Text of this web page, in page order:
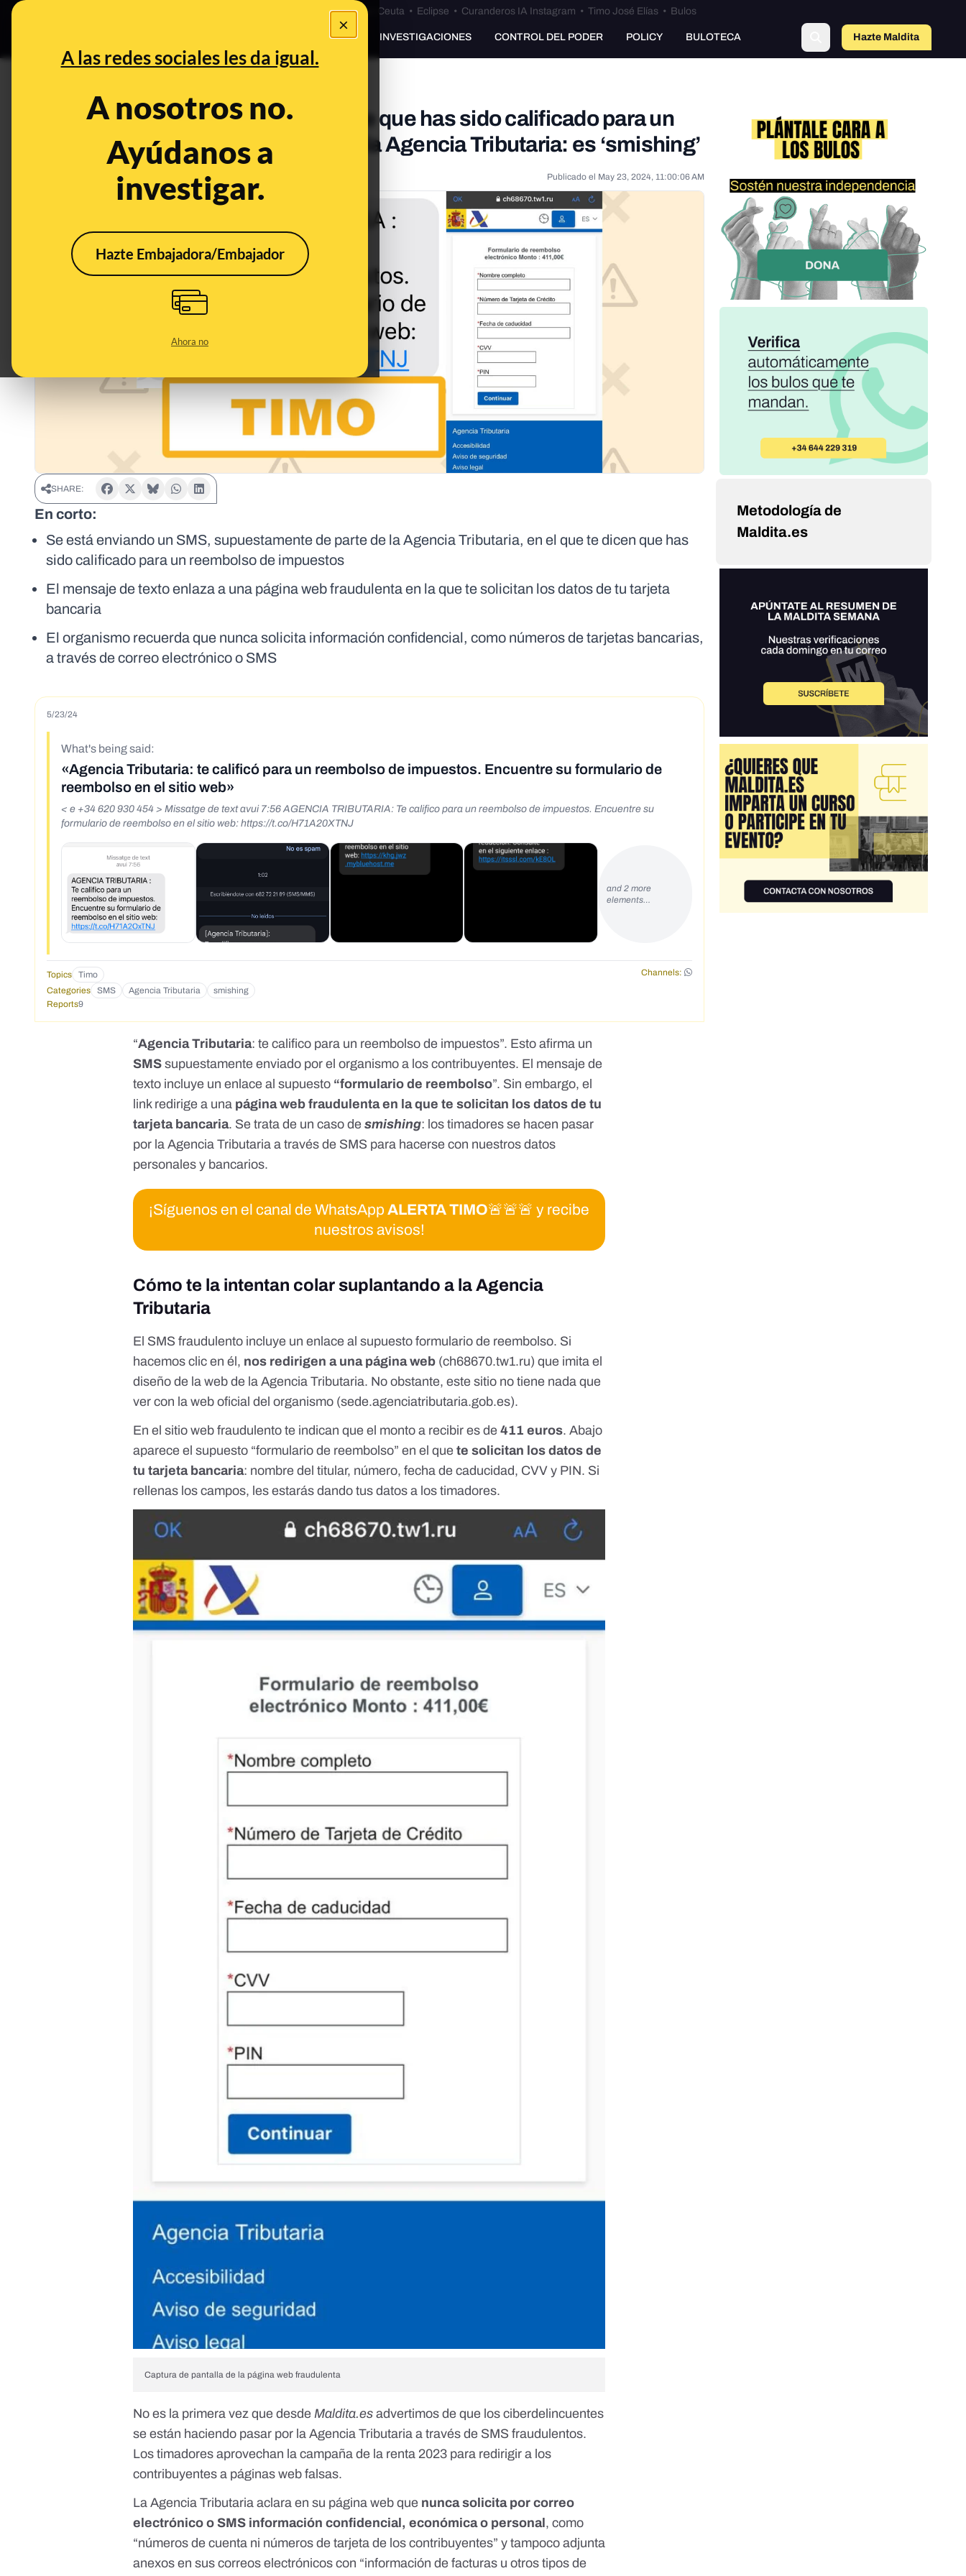
×
A las redes sociales les da igual.
A nosotros no.
Ayúdanos a
investigar.
Hazte Embajadora/Embajador
Ahora no
Especial Ceuta•Bulos Ceuta • Eclipse • Curanderos IA Instagram • Timo José Elías • Bulos
PREBUNKING INVESTIGACIONES CONTROL DEL PODER POLICY BULOTECA Hazte Maldito
No, este SMS en el que te avisan de que has sido calificado para un
reembolso de impuestos no es de la Agencia Tributaria: es ‘smishing’
Publicado el May 23, 2024, 11:00:06 AM
SHARE:
En corto:
Se está enviando un SMS, supuestamente de parte de la Agencia Tributaria, en el que te dicen que has
sido calificado para un reembolso de impuestos
El mensaje de texto enlaza a una página web fraudulenta en la que te solicitan los datos de tu tarjeta
bancaria
El organismo recuerda que nunca solicita información confidencial, como números de tarjetas bancarias,
a través de correo electrónico o SMS
5/23/24
What's being said:
«Agencia Tributaria: te calificó para un reembolso de impuestos. Encuentre su formulario de
reembolso en el sitio web»
< e +34 620 930 454 > Missatge de text avui 7:56 AGENCIA TRIBUTARIA: Te califico para un reembolso de impuestos. Encuentre su
formulario de reembolso en el sitio web: https://t.co/H71A20XTNJ
and 2 more
elements…
Topics Timo
Channels:
Categories
SMS Agencia Tributaria
smishing
Reports9
“Agencia Tributaria: te califico para un reembolso de impuestos”. Esto afirma un
SMSsupuestamente enviado por el organismo a los contribuyentes. El mensaje de
texto incluye un enlace al supuesto “formulario de reembolso”. Sin embargo, el
link redirige a una página web fraudulenta en la que te solicitan los datos de tu
tarjeta bancaria. Se trata de un caso desmishing: los timadores se hacen pasar
por la Agencia Tributaria a través de SMS para hacerse con nuestros datos
personales y bancarios.
¡Síguenos en el canal de WhatsAppALERTA TIMO🚨🚨🚨 y recibe
nuestros avisos!
Cómo te la intentan colar suplantando a la Agencia
Tributaria
El SMS fraudulento incluye un enlace al supuesto formulario de reembolso. Si
hacemos clic en él, nos redirigen a una página web (ch68670.tw1.ru) que imita el
diseño de la web de la Agencia Tributaria. No obstante, este sitio no tiene nada que
ver con la web oficial del organismo (sede.agenciatributaria.gob.es).
En el sitio web fraudulento te indican que el monto a recibir es de411 euros. Abajo
aparece el supuesto “formulario de reembolso” en el que te solicitan los datos de
tu tarjeta bancaria: nombre del titular, número, fecha de caducidad, CVV y PIN. Si
rellenas los campos, les estarás dando tus datos a los timadores.
Captura de pantalla de la página web fraudulenta
No es la primera vez que desdeMaldita.es advertimos de que los ciberdelincuentes
se están haciendo pasar por la Agencia Tributaria a través de SMS fraudulentos.
Los timadoresaprovechan la campaña de la renta 2023 para redirigir a los
contribuyentes a páginas web falsas.
LaAgencia Tributaria aclara en su página web que nunca solicita por correo
electrónico o SMS información confidencial, económica o personal , como
“números de cuenta ni números de tarjeta de los contribuyentes” y tampoco adjunta
anexos en sus correos electrónicos con “información de facturas u otros tipos de
Metodología de
Maldita.es